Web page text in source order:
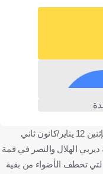
كالياري
الاتفاق
تتجه أنظار عشاق الكرة العربية والعالمية، يوم الإثنين 12 يناير/كانون ثاني
ديربي الهلال والنصر في قمة
تخطف الأضواء من بقية